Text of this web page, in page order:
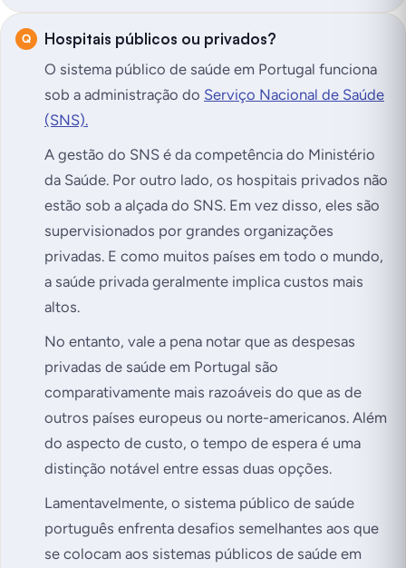
Hospitais públicos ou privados?
O sistema público de saúde em Portugal funciona
sob a administração do Serviço Nacional de Saúde
(SNS).
A gestão do SNS é da competência do Ministério
da Saúde. Por outro lado, os hospitais privados não
estão sob a alçada do SNS. Em vez disso, eles são
supervisionados por grandes organizações
privadas. E como muitos países em todo o mundo,
a saúde privada geralmente implica custos mais
altos.
No entanto, vale a pena notar que as despesas
privadas de saúde em Portugal são
comparativamente mais razoáveis do que as de
outros países europeus ou norte-americanos. Além
do aspecto de custo, o tempo de espera é uma
distinção notável entre essas duas opções.
Lamentavelmente, o sistema público de saúde
português enfrenta desafios semelhantes aos que
se colocam aos sistemas públicos de saúde em